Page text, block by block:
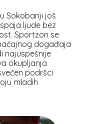
Sokobanji još
ljude bez
Sportzon se
događaja
najuspešnije
okupljanja
podršci
mladih